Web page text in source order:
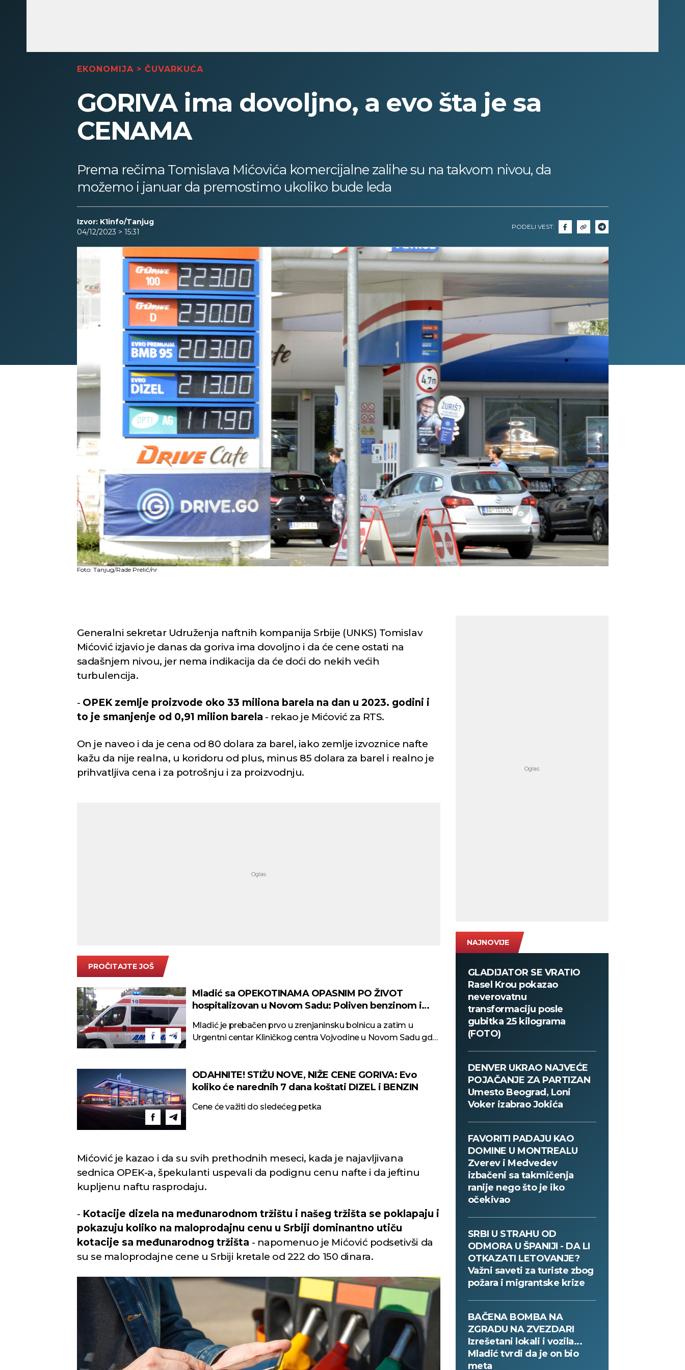
EKONOMIJA> ČUVARKUĆA
GORIVA ima dovoljno, a evo šta je sa
CENAMA
Prema rečima Tomislava Mićovića komercijalne zalihe su na takvom nivou, da
možemo i januar da premostimo ukoliko bude leda
Izvor: K1info/Tanjug
04/12/2023 > 15:31
PODELI VEST:
Foto: Tanjug/Rade Prelić/nr
Generalni sekretar Udruženja naftnih kompanija Srbije (UNKS) Tomislav
Mićović izjavio je danas da goriva ima dovoljno i da će cene ostati na
sadašnjem nivou, jer nema indikacija da će doći do nekih većih
turbulencija.
- OPEK zemlje proizvode oko 33 miliona barela na dan u 2023. godini i
to je smanjenje od 0,91 milion barela - rekao je Mićović za RTS.
On je naveo i da je cena od 80 dolara za barel, iako zemlje izvoznice nafte
kažu da nije realna, u koridoru od plus, minus 85 dolara za barel i realno je
prihvatljiva cena i za potrošnju i za proizvodnju.
PROČITAJTE JOŠ
Mladić sa OPEKOTINAMA OPASNIM PO ŽIVOT
hospitalizovan u Novom Sadu: Poliven benzinom i
Mladić je prebačen prvo u zrenjaninsku bolnicu a zatim u
Urgentni centar Kliničkog centra Vojvodine u Novom Sadu gde
ODAHNITE! STIŽU NOVE, NIŽE CENE GORIVA: Evo
koliko će narednih 7 dana koštati DIZEL i BENZIN
Cene će važiti do sledećeg petka
Mićović je kazao i da su svih prethodnih meseci, kada je najavljivana
sednica OPEK-a, špekulanti uspevali da podignu cenu nafte i da jeftinu
kupljenu naftu rasprodaju.
- Kotacije dizela na međunarodnom tržištu i našeg tržišta se poklapaju i
pokazuju koliko na maloprodajnu cenu u Srbiji dominantno utiču
kotacije sa međunarodnog tržišta - napomenuo je Mićović podsetivši da
su se maloprodajne cene u Srbiji kretale od 222 do 150 dinara.
NAJNOVIJE
GLADIJATOR SE VRATIO
Rasel Krou pokazao
neverovatnu
transformaciju posle
gubitka 25 kilograma
(FOTO)
DENVER UKRAO NAJVEĆE
POJAČANJE ZA PARTIZAN
Umesto Beograd, Loni
Voker izabrao Jokića
FAVORITI PADAJU KAO
DOMINE U MONTREALU
Zverev i Medvedev
izbačeni sa takmičenja
ranije nego što je iko
očekivao
SRBI U STRAHU OD
ODMORA U ŠPANIJI - DA LI
OTKAZATI LETOVANJE?
Važni saveti za turiste zbog
požara i migrantske krize
BAČENA BOMBA NA
ZGRADU NA ZVEZDARI
Izrešetani lokali i vozila...
Mladić tvrdi da je on bio
meta